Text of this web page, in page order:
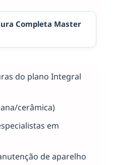
Completa Master
do plano Integral
cerâmica)
em
de aparelho